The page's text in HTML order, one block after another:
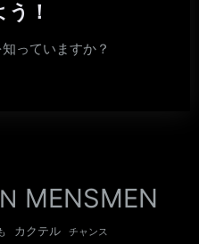
！
っていますか？
MENSMEN
カクテル チャンス